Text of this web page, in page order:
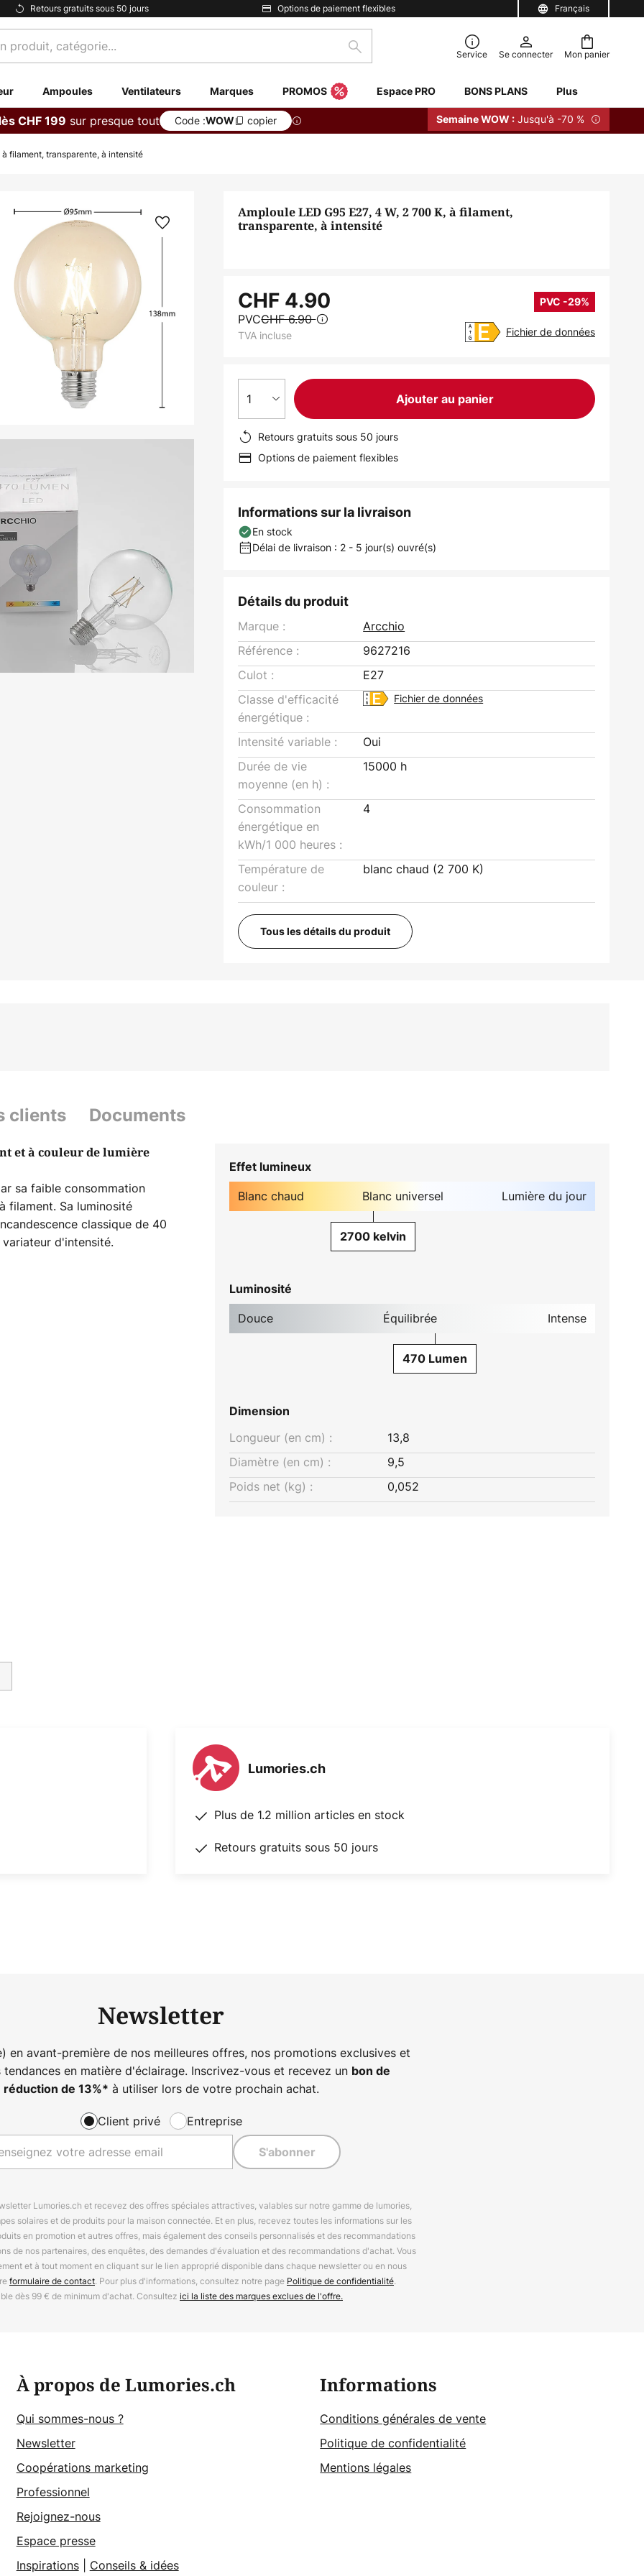
Français
Retours gratuits sous 50 jours Options de paiement flexibles
Mon panier
Rechercher Service Se connecter
Ampoules Ventilateurs Marques PROMOS Espace PRO BONS PLANS Plus
CHF 199 sur presque tout Code :WOW copier Semaine WOW : Jusqu'à -70 %
à filament, transparente, à intensité
Amploule LED G95 E27, 4 W, 2 700 K, à filament,
transparente, à intensité
CHF 4.90 PVC -29%
PVCCHF 6.90
TVA incluse Fichier de données
1 Ajouter au panier
Retours gratuits sous 50 jours
Options de paiement flexibles
Informations sur la livraison
En stock
Délai de livraison : 2 - 5 jour(s) ouvré(s)
Détails du produit
Marque :
Arcchio
Référence :
9627216
Culot :
E27
Classe d'efficacité
énergétique :
Fichier de données
Intensité variable :
Oui
Durée de vie
moyenne (en h) :
15000 h
Consommation
énergétique en
kWh/1 000 heures :
4
Température de
couleur :
blanc chaud (2 700 K)
Tous les détails du produit
clients Documents
et à couleur de lumière
sa faible consommation
filament. Sa luminosité
classique de 40
d'intensité.
à coupure de phase
Effet lumineux
Blanc chaud Blanc universel Lumière du jour
2700 kelvin
Luminosité
Douce Équilibrée Intense
470 Lumen
Dimension
Longueur (en cm) :
13,8
Diamètre (en cm) :
9,5
Poids net (kg) :
0,052
Lumories.ch
Plus de 1.2 million articles en stock
Retours gratuits sous 50 jours
Newsletter
en avant-première de nos meilleures offres, nos promotions exclusives et
tendances en matière d'éclairage. Inscrivez-vous et recevez un bon de
réduction de 13%* à utiliser lors de votre prochain achat.
Client privé Entreprise
S'abonner
Lumories.ch et recevez des offres spéciales attractives, valables sur notre gamme de lumories,
solaires et de produits pour la maison connectée. Et en plus, recevez toutes les informations sur les
en promotion et autres offres, mais également des conseils personnalisés et des recommandations
de nos partenaires, des enquêtes, des demandes d'évaluation et des recommandations d'achat. Vous
et à tout moment en cliquant sur le lien approprié disponible dans chaque newsletter ou en nous
formulaire de contact. Pour plus d'informations, consultez notre page Politique de confidentialité.
dès 99 € de minimum d'achat. Consultez ici la liste des marques exclues de l'offre.
À propos de Lumories.ch
Qui sommes-nous ?
Newsletter
Coopérations marketing
Professionnel
Rejoignez-nous
Espace presse
Inspirations| Conseils & idées
Informations
Conditions générales de vente
Politique de confidentialité
Mentions légales